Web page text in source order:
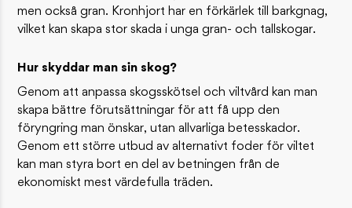
men också gran. Kronhjort har en förkärlek till barkgnag,
vilket kan skapa stor skada i unga gran- och tallskogar.
Hur skyddar man sin skog?
Genom att anpassa skogsskötsel och viltvård kan man
skapa bättre förutsättningar för att få upp den
föryngring man önskar, utan allvarliga betesskador.
Genom ett större utbud av alternativt foder för viltet
kan man styra bort en del av betningen från de
ekonomiskt mest värdefulla träden.